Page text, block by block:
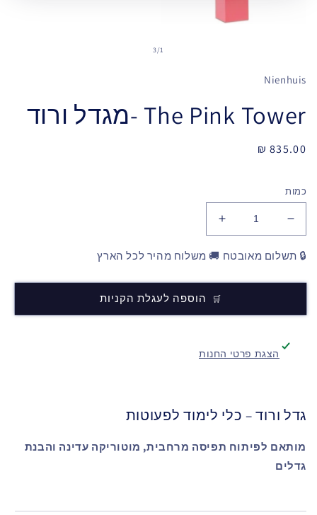
1
/
3
Nienhuis
The Pink Tower -מגדל ורוד
מחיר
835.00 ₪
כמות
🔒 תשלום מאובטח 🚚 משלוח מהיר לכל הארץ
הוספה לעגלת הקניות
הצגת פרטי החנות
גדל ורוד – כלי לימוד לפעוטות
מותאם לפיתוח תפיסה מרחבית, מוטוריקה עדינה והבנת
גדלים